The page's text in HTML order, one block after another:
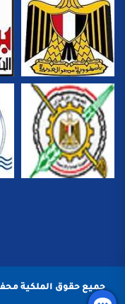
جميع حقوق الملكية